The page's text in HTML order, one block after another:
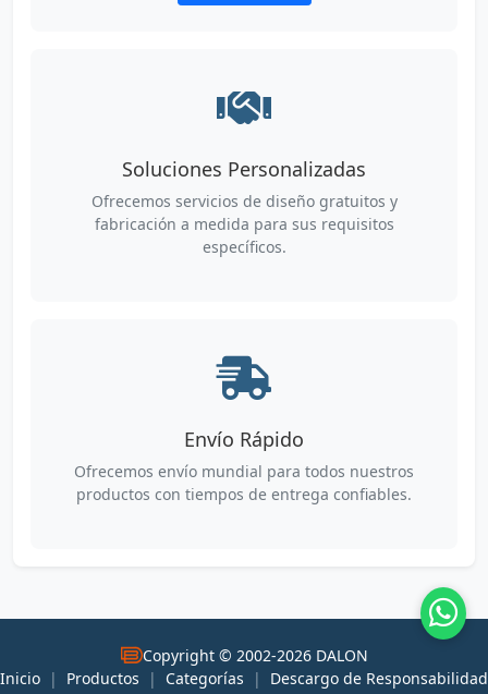
Soluciones Personalizadas
Ofrecemos servicios de diseño gratuitos y
fabricación a medida para sus requisitos
específicos.
Envío Rápido
Ofrecemos envío mundial para todos nuestros
productos con tiempos de entrega confiables.
Copyright © 2002-2026 DALON
Inicio | Productos | Categorías |
Descargo de Responsabilidad